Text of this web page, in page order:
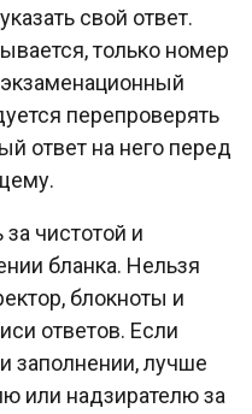
свой ответ.
только номер
перепроверять
ответ на него перед
чистотой и
бланка. Нельзя
блокноты и
ответов. Если
заполнении, лучше
или надзирателю за